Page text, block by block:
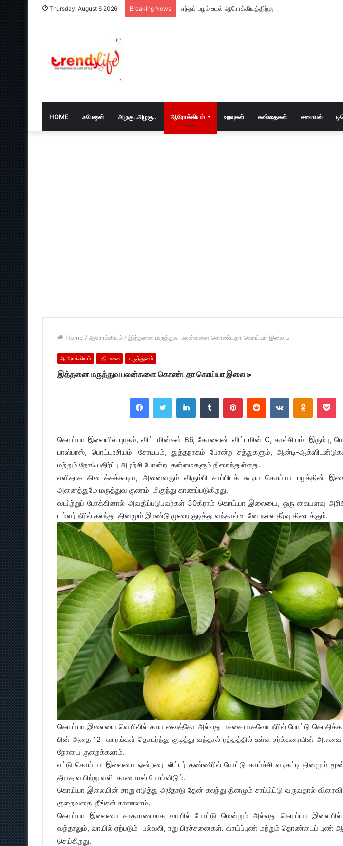
Thursday, August 6 2026 Breaking News எந்தப் பழம் உடல் ஆரோக்கியத்திற்கு அதிக நன்மை பயக்கும்?
HOME ஃபேஷன் அழகு..அழகு.. ஆரோக்கியம் உறவுகள் கவிதைகள் சமையல்
Home / ஆரோக்கியம் / இத்தனை மருத்துவ பலன்களை கொண்டதா கொய்யா இலை டீ
ஆரோக்கியம் புதியவை மருத்துவம்
இத்தனை மருத்துவ பலன்களை கொண்டதா கொய்யா இலை டீ
FacebookTwitter LinkedInTumblr PinterestReddit VKontakte
கொய்யா இலையில் புரதம், விட்டமின்கள் B6, கோலைன், விட்டமின் C, கால்சியம், இரும்பு,
பாஸ்பரஸ், பொட்டாசியம், சோடியம், துத்தநாகம் போன்ற சத்துகளும், ஆன்டி-
மற்றும் நோயெதிர்ப்பு அழற்சி போன்ற தன்மைகளும் நிறைந்துள்ளது.
எளிதாக கிடைக்கக்கூடிய, அனைவரும் விரும்பி சாப்பிடக் கூடிய கொய்யா பழத்தின்
அனைத்துமே மருத்துவ குணம் மிகுந்து காணப்படுகிறது.
வயிற்றுப் போக்கினால் அவதிப்படுபவர்கள் 30கிராம் கொய்யா இலையை, ஒரு கையளவு
டம்ளர் நீரில் கலந்து தினமும் இரண்டு முறை குடித்து வந்தால் உடனே நல்ல தீர்வு கிடைக்கும்.
கொய்யா இலையை வெயிலில் காய வைத்தோ அல்லது பச்சையாகவோ நீரில் போட்டு கொதிக்க
பின் அதை 12 வாரங்கள் தொடர்ந்து குடித்து வந்தால் ரத்தத்தில் உள்ள சர்க்கரையின் அளவை
நோயை குறைக்கலாம்.
எட்டு கொய்யா இலையை ஒன்றரை லிட்டர் தண்ணீரில் போட்டு காய்ச்சி வடிகட்டி தினமும்
தீராத வயிற்று வலி காணாமல் போய்விடும்.
கொய்யா இலையின் சாறு எடுத்து அதோடு தேன் கலந்து தினமும் சாப்பிட்டு வருவதால்
குறைவதை நீங்கள் காணலாம்.
கொய்யா இலையை சாதாரணமாக வாயில் போட்டு மென்றும் அல்லது கொய்யா இலையில் டீ
வந்தாலும், வாயில் ஏற்படும் பல்வலி, ஈறு பிரச்சனைகள். வாய்ப்புண் மற்றும் தொண்டைப் புண்
செய்கிறது.